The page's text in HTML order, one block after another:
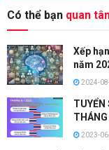
Có thể bạn quan
Xếp
năm
2024-
TUYỂN
2023-